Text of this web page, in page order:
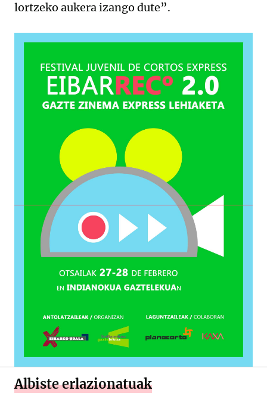
lortzeko aukera izango dute”.
Albiste erlazionatuak